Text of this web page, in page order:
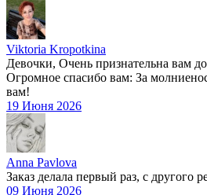
Viktoria Kropotkina
Девочки, Очень признательна вам
Огромное спасибо вам: За
вам!
19 Июня 2026
Anna Pavlova
Заказ делала первый раз, с другого
09 Июня 2026